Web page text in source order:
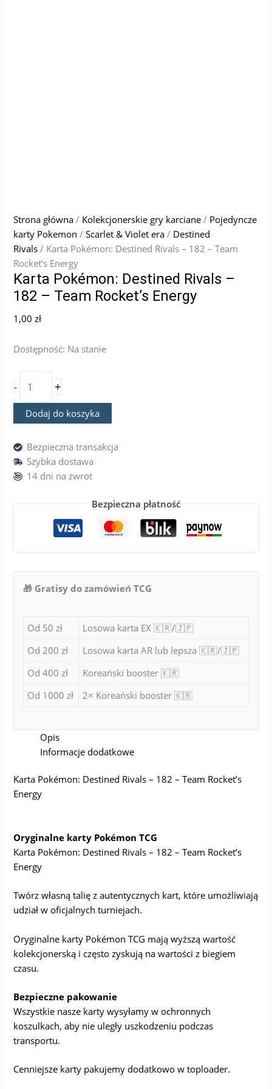
Strona główna / Kolekcjonerskie gry karciane / Pojedyncze
karty Pokemon /Scarlet & Violet era / Destined
Rivals / Karta Pokémon: Destined Rivals – 182 – Team
Rocket’s Energy
Karta Pokémon: Destined Rivals –
182 – Team Rocket’s Energy
1,00zł
Dostępność: Na stanie
- +
Dodaj do koszyka
Bezpieczna transakcja
Szybka dostawa
14 dni na zwrot
Bezpieczna płatność
🎁 Gratisy do zamówień TCG
Od 50 zł
Losowa karta EX 🇰🇷/🇯🇵
Od 200 zł
Losowa karta AR lub lepsza 🇰🇷/🇯🇵
Od 400 zł
Koreański booster 🇰🇷
Od 1000 zł
2× Koreański booster 🇰🇷
Opis
Informacje dodatkowe
Karta Pokémon: Destined Rivals – 182 – Team Rocket’s
Energy
Oryginalne karty Pokémon TCG
Karta Pokémon: Destined Rivals – 182 – Team Rocket’s
Energy
Twórz własną talię z autentycznych kart, które umożliwiają
udział w oficjalnych turniejach.
Oryginalne karty Pokémon TCG mają wyższą wartość
kolekcjonerską i często zyskują na wartości z biegiem
czasu.
Bezpieczne pakowanie
Wszystkie nasze karty wysyłamy w ochronnych
koszulkach, aby nie uległy uszkodzeniu podczas
transportu.
Cenniejsze karty pakujemy dodatkowo w toploader.